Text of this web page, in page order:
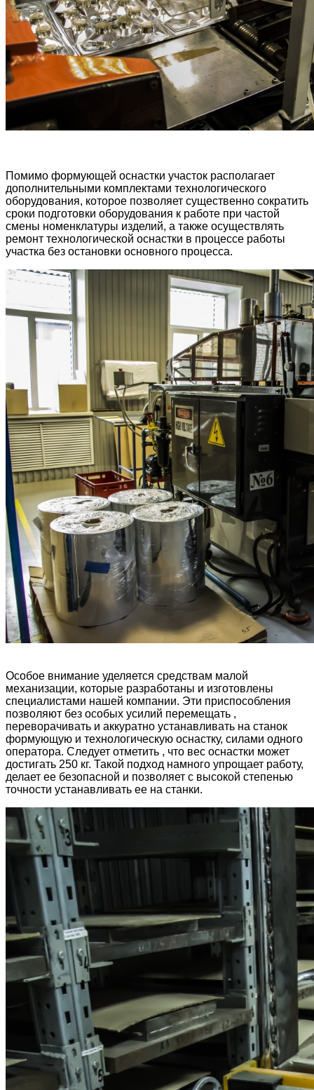
Помимо формующей оснастки участок располагает
дополнительными комплектами технологического
оборудования, которое позволяет существенно сократить
сроки подготовки оборудования к работе при частой
смены номенклатуры изделий, а также осуществлять
ремонт технологической оснастки в процессе работы
участка без остановки основного процесса.
Особое внимание уделяется средствам малой
механизации, которые разработаны и изготовлены
специалистами нашей компании. Эти приспособления
позволяют без особых усилий перемещать ,
переворачивать и аккуратно устанавливать на станок
формующую и технологическую оснастку, силами одного
оператора. Следует отметить , что вес оснастки может
достигать 250 кг. Такой подход намного упрощает работу,
делает ее безопасной и позволяет с высокой степенью
точности устанавливать ее на станки.